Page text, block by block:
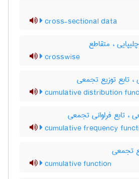
cross-sectional data
، متقاطع
crosswise
، تابع توزیع تجمعی
cumulative distribution
، تابع فراوانی تجمعی
cumulative frequency
تجمعی
cumulative function